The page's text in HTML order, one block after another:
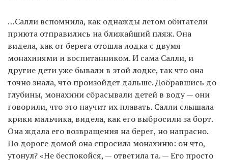
…Салли вспомнила, как однажды летом обитатели
приюта отправились на ближайший пляж. Она
видела, как от берега отошла лодка с двумя
монахинями и воспитанником. И сама Салли, и
другие дети уже бывали в этой лодке, так что она
точно знала, что произойдет дальше. Добравшись до
глубины, монахини сбрасывали детей в воду — они
говорили, что это научит их плавать. Салли слышала
крики мальчика, видела, как его выбросили за борт.
Она ждала его возвращения на берег, но напрасно.
По дороге домой она спросила монахиню: он что,
утонул? «Не беспокойся, — ответила та. — Его просто